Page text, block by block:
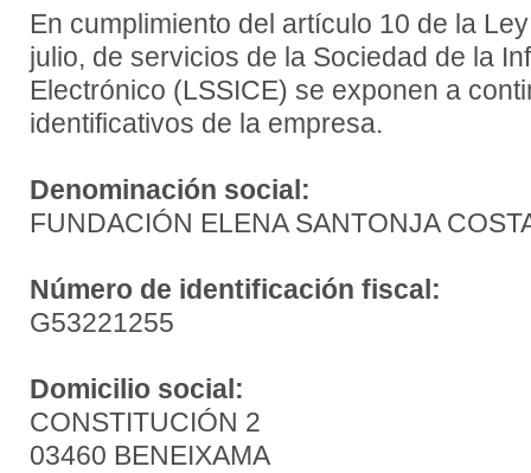
En cumplimiento del artículo 10 de la
julio, de servicios de la Sociedad de la
Electrónico (LSSICE) se exponen a
identificativos de la empresa.
Denominación social:
FUNDACIÓN ELENA SANTONJA
Número de identificación fiscal:
G53221255
Domicilio social:
CONSTITUCIÓN 2
03460 BENEIXAMA